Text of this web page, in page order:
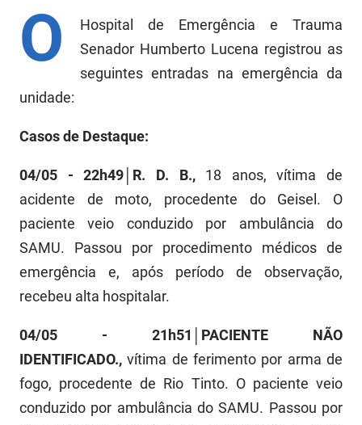
Secretaria de Governo
Infraestrutura e dos Recursos Hídricos
Juventude, Esporte e Lazer
Procuradoria Geral do Estado
Saúde
Segurança e Defesa Social
Turismo e Desenvolvimento Econômico
Fapesq
Fundação Casa de José Américo
FUNESC
IASS
IPHAEP
JUCEP
O
Hospital de Emergência e Trauma
Senador Humberto Lucena registrou as
seguintes entradas na emergência da
unidade:
Casos de Destaque:
04/05 - 22h49│R. D. B.,18 anos, vítima de
acidente de moto, procedente do Geisel. O
paciente veio conduzido por ambulância do
SAMU. Passou por procedimento médicos de
emergência e, após período de observação,
recebeu alta hospitalar.
04/05 - 21h51│PACIENTE NÃO
IDENTIFICADO., vítima de ferimento por arma de
fogo, procedente de Rio Tinto. O paciente veio
conduzido por ambulância do SAMU. Passou por